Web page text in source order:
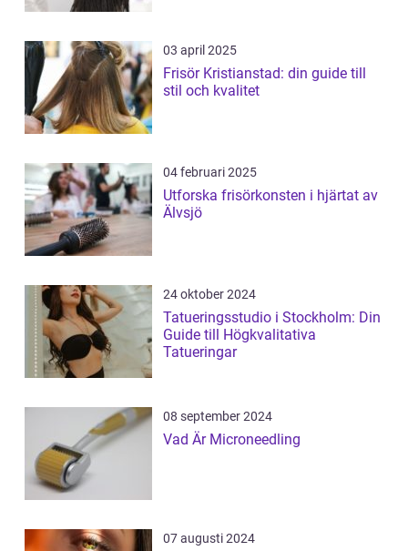
03 april 2025
Frisör Kristianstad: din guide till
stil och kvalitet
04 februari 2025
Utforska frisörkonsten i hjärtat av
Älvsjö
24 oktober 2024
Tatueringsstudio i Stockholm: Din
Guide till Högkvalitativa
Tatueringar
08 september 2024
Vad Är Microneedling
07 augusti 2024